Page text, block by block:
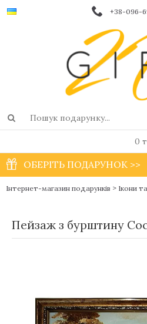
+38-096-
0
ОБЕРІТЬ ПОДАРУНОК >>
Інтернет-магазин подарунків > Ікони
Пейзаж з бурштину